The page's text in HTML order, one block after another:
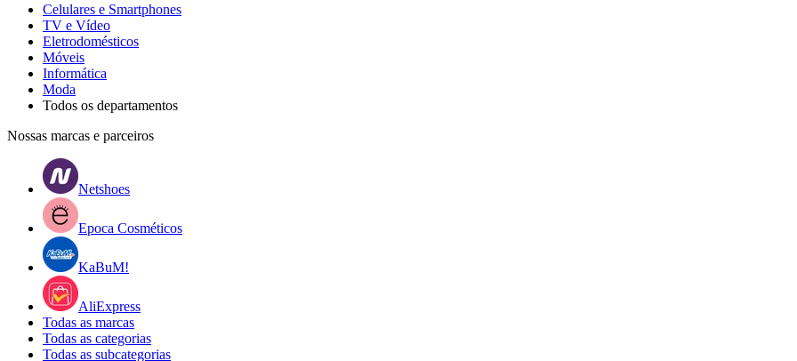
Celulares e Smartphones
TV e Vídeo
Eletrodomésticos
Móveis
Informática
Moda
Todos os departamentos
Nossas marcas e parceiros
Netshoes
Epoca Cosméticos
KaBuM!
AliExpress
Todas as marcas
Todas as categorias
Todas as subcategorias